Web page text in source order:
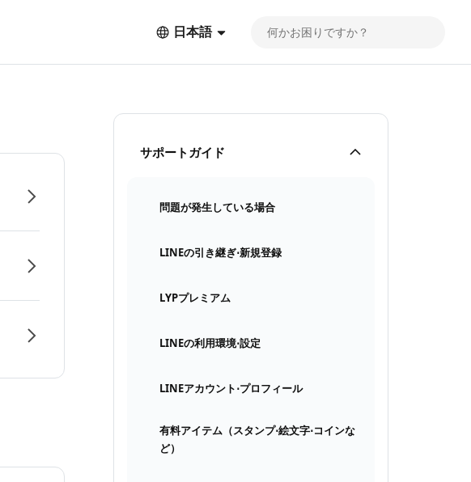
日本語
サポートガイド
問題が発生している場合
LINEの引き継ぎ⋅新規登録
LYPプレミアム
LINEの利用環境⋅設定
LINEアカウント⋅プロフィール
有料アイテム（スタンプ⋅絵文字⋅コインな
ど）